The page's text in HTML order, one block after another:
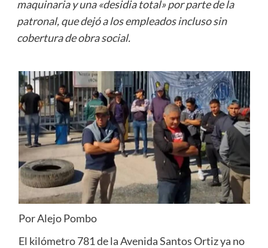
maquinaria y una «desidia total» por parte de la
patronal, que dejó a los empleados incluso sin
cobertura de obra social.
Por Alejo Pombo
El kilómetro 781 de la Avenida Santos Ortiz ya no